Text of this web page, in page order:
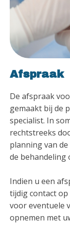
Afspraak
De afspraak
gemaakt bij de
specialist. In
rechtstreeks
planning van
de behandeling
Indien u een
tijdig contact op
voor eventuele
opnemen met